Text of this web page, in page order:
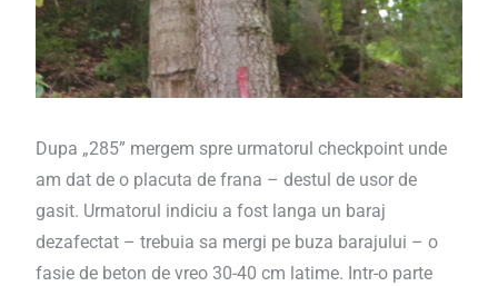
Dupa „285” mergem spre urmatorul checkpoint unde
am dat de o placuta de frana – destul de usor de
gasit. Urmatorul indiciu a fost langa un baraj
dezafectat – trebuia sa mergi pe buza barajului – o
fasie de beton de vreo 30-40 cm latime. Intr-o parte